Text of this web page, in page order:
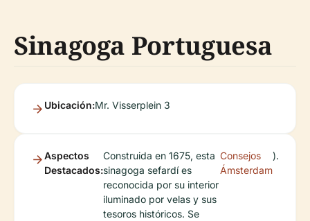
Sinagoga Portuguesa
Ubicación:Mr. Visserplein 3
Aspectos
Destacados:
Construida en 1675, esta
sinagoga sefardí es
reconocida por su interior
iluminado por velas y sus
tesoros históricos. Se
Consejos
Ámsterdam
).